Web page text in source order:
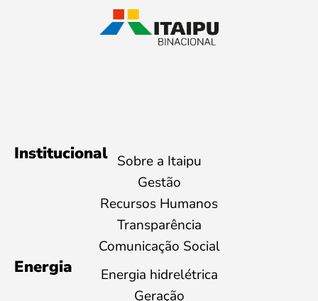
Institucional Sobre a Itaipu
Gestão
Recursos Humanos
Transparência
Comunicação Social
Energia
Energia hidrelétrica
Geração